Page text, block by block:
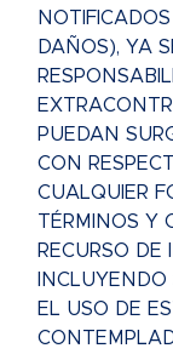
DAÑOS), YA
PUEDAN
CON
CUALQUIER
TÉRMINOS Y
RECURSO DE
EL USO DE